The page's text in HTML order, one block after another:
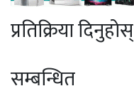
प्रतिक्रिया दिनुहोस्
सम्बन्धित